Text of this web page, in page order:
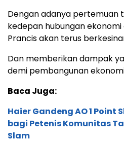
Dengan adanya pertemuan
kedepan hubungan
Prancis akan terus
Dan memberikan dampak
demi pembangunan
Baca Juga:
Haier Gandeng AO 1 Point
bagi Petenis Komunitas
Slam